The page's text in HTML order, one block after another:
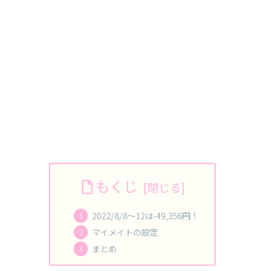
もくじ
2022/8/8～12は-49,356円！
マイメイトの設定
まとめ